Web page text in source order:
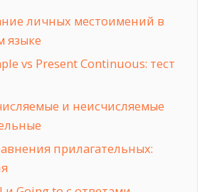
личных местоимений в
языке
vs Present Continuous: тест
и неисчисляемые
прилагательных: